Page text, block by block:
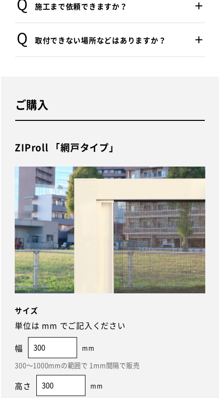
縦引きの場合、最大サイズは1000ミリ×1000
ミリまでのご用意が可能です。
施工まで依頼できますか？
ます。全国対応で施工にうかがいますので、
お気軽にご相談ください。
取付できない場所などはありますか？
下地や奥行きをご確認ください。
ご購入
ZIProll 「網戸タイプ」
サイズ
単位は mm でご記入ください
300～1000mmの範囲で 1mm間隔で販売
幅 mm
高さ mm